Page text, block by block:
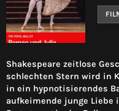
Shakespeare zeitlose
schlechten Stern wird in
in ein hypnotisierendes
aufkeimende junge Liebe